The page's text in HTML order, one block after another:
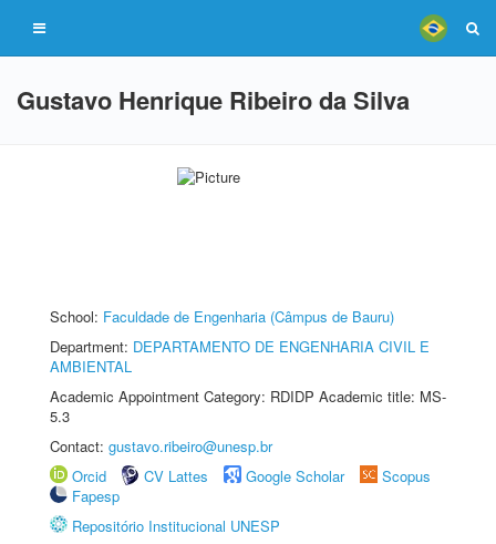
Gustavo Henrique Ribeiro da Silva
School: Faculdade de Engenharia (Câmpus de Bauru)
Department: DEPARTAMENTO DE ENGENHARIA CIVIL E
AMBIENTAL
Academic Appointment Category: RDIDP Academic title: MS-
5.3
Contact: gustavo.ribeiro@unesp.br
Orcid
CV Lattes Google Scholar
Scopus
Fapesp
Repositório Institucional UNESP